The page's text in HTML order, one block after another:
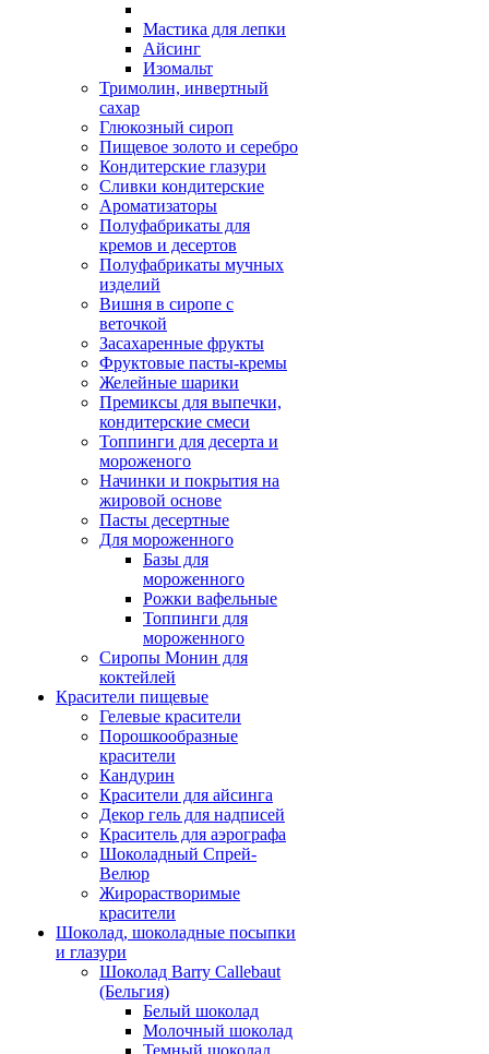
Мастика для лепки
Айсинг
Изомальт
Тримолин, инвертный
сахар
Глюкозный сироп
Пищевое золото и серебро
Кондитерские глазури
Сливки кондитерские
Ароматизаторы
Полуфабрикаты для
кремов и десертов
Полуфабрикаты мучных
изделий
Вишня в сиропе с
веточкой
Засахаренные фрукты
Фруктовые пасты-кремы
Желейные шарики
Премиксы для выпечки,
кондитерские смеси
Топпинги для десерта и
мороженого
Начинки и покрытия на
жировой основе
Пасты десертные
Для мороженного
Базы для
мороженного
Рожки вафельные
Топпинги для
мороженного
Сиропы Монин для
коктейлей
Красители пищевые
Гелевые красители
Порошкообразные
красители
Кандурин
Красители для айсинга
Декор гель для надписей
Краситель для аэрографа
Шоколадный Спрей-
Велюр
Жирорастворимые
красители
Шоколад, шоколадные посыпки
и глазури
Шоколад Barry Callebaut
(Бельгия)
Белый шоколад
Молочный шоколад
Темный шоколад